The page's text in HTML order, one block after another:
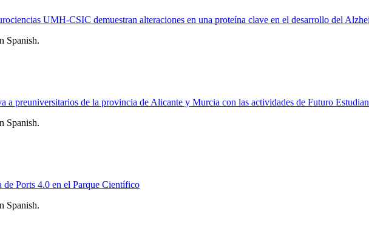
UMH-CSIC demuestran alteraciones en una proteína clave en el desarrollo del
Spanish.
a preuniversitarios de la provincia de Alicante y Murcia con las actividades de Futuro
Spanish.
Ports 4.0 en el Parque Científico
Spanish.